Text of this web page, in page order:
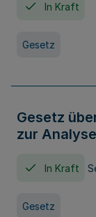
In Kraft
Gesetz
Gesetz
zur
In Kraft
Gesetz